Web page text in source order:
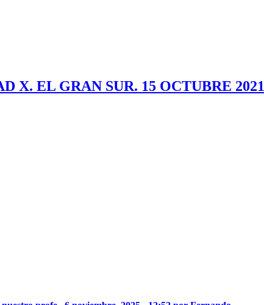
X. EL GRAN SUR. 15 OCTUBRE 2021